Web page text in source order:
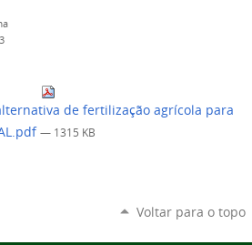
de fertilização agrícola para
— 1315 KB
Voltar para o topo